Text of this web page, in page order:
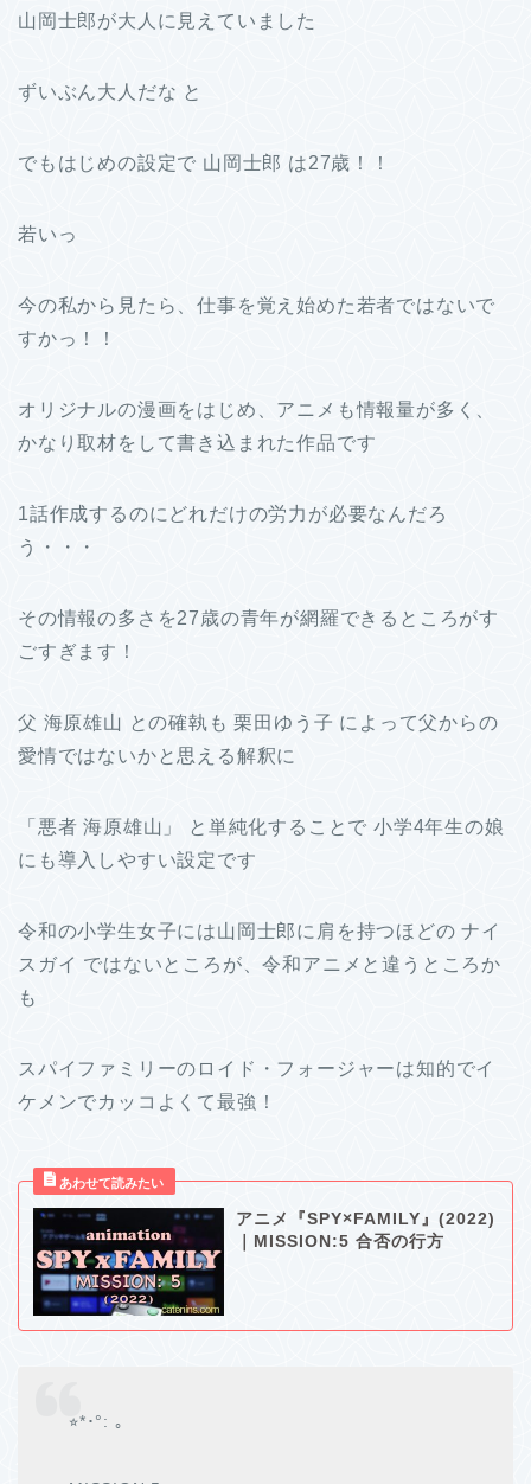
山岡士郎が大人に見えていました
ずいぶん大人だな と
でもはじめの設定で 山岡士郎 は27歳！！
若いっ
今の私から見たら、仕事を覚え始めた若者ではないで
すかっ！！
オリジナルの漫画をはじめ、アニメも情報量が多く、
かなり取材をして書き込まれた作品です
1話作成するのにどれだけの労力が必要なんだろ
う・・・
その情報の多さを27歳の青年が網羅できるところがす
ごすぎます！
父 海原雄山 との確執も 栗田ゆう子 によって父からの
愛情ではないかと思える解釈に
「悪者 海原雄山」 と単純化することで 小学4年生の娘
にも導入しやすい設定です
令和の小学生女子には山岡士郎に肩を持つほどの ナイ
スガイ ではないところが、令和アニメと違うところか
も
スパイファミリーのロイド・フォージャーは知的でイ
ケメンでカッコよくて最強！
アニメ『SPY×FAMILY』(2022)
｜MISSION:5 合否の行方
⭐︎*･°: ｡